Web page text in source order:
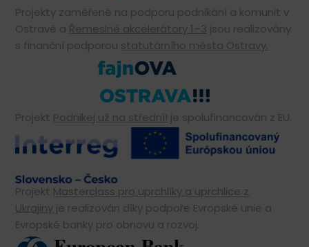
Projekty zaměřené na podporu podnikání a komunit v
Ostravě a Řemeslné akcelerátory 1–3 jsou realizovány
s finanční podporou statutárního města Ostravy.
Projekt Podnikej už na střední! je spolufinancován z EU.
Projekt Masterclass pro uprchlíky a uprchlice z
Ukrajiny je realizován díky podpoře Evropské unie a
Evropské banky pro obnovu a rozvoj.